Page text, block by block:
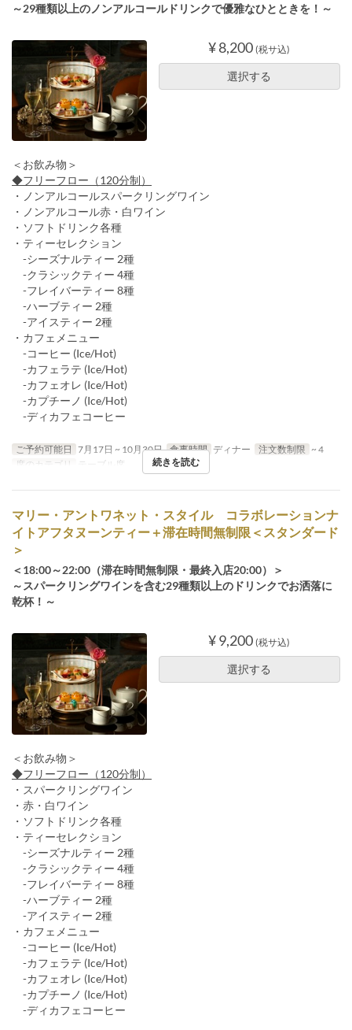
～29種類以上のノンアルコールドリンクで優雅なひとときを！～
¥ 8,200 (税サ込)
選択する
＜お飲み物＞
◆フリーフロー（120分制）
・ノンアルコールスパークリングワイン
・ノンアルコール赤・白ワイン
・ソフトドリンク各種
・ティーセレクション
-シーズナルティー 2種
-クラシックティー 4種
-フレイバーティー 8種
-ハーブティー 2種
-アイスティー 2種
・カフェメニュー
-コーヒー (Ice/Hot)
-カフェラテ (Ice/Hot)
-カフェオレ (Ice/Hot)
-カプチーノ (Ice/Hot)
-ディカフェコーヒー
ご予約可能日 7月17日 ~ 10月30日 食事時間 ディナー 注文数制限 ~ 4
席のカテゴリ
テーブル席 続きを読む
マリー・アントワネット・スタイル コラボレーションナ
イトアフタヌーンティー＋滞在時間無制限＜スタンダード
＞
＜18:00～22:00（滞在時間無制限・最終入店20:00）＞
～スパークリングワインを含む29種類以上のドリンクでお洒落に
乾杯！～
¥ 9,200 (税サ込)
選択する
＜お飲み物＞
◆フリーフロー（120分制）
・スパークリングワイン
・赤・白ワイン
・ソフトドリンク各種
・ティーセレクション
-シーズナルティー 2種
-クラシックティー 4種
-フレイバーティー 8種
-ハーブティー 2種
-アイスティー 2種
・カフェメニュー
-コーヒー (Ice/Hot)
-カフェラテ (Ice/Hot)
-カフェオレ (Ice/Hot)
-カプチーノ (Ice/Hot)
-ディカフェコーヒー